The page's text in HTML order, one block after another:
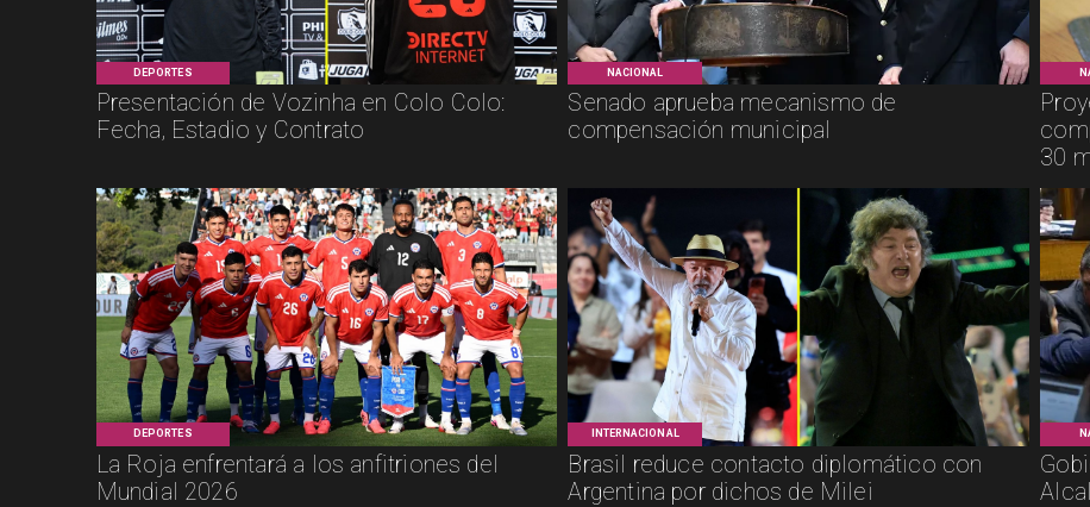
DEPORTES
Presentación de Vozinha en Colo Colo:
Fecha, Estadio y Contrato
NACIONAL
Senado aprueba mecanismo de
compensación municipal
30
DEPORTES
La Roja enfrentará a los anfitriones del
Mundial 2026
INTERNACIONAL
Brasil reduce contacto diplomático con
Argentina por dichos de Milei